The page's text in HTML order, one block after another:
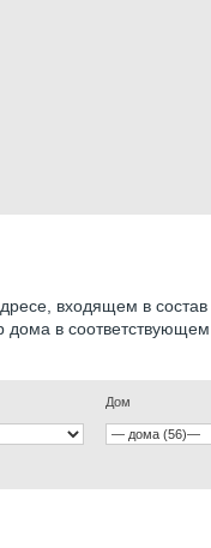
входящем в состав
дома в соответствующем
Дом